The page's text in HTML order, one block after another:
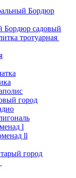
Бордюр
Бордюр садовый
тротуарная
город
l
ll
город